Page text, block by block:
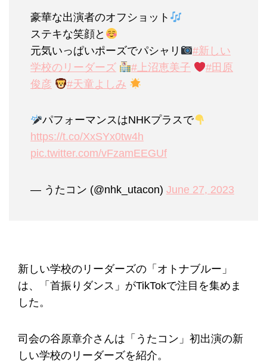
豪華な出演者のオフショット
ステキな笑顔と
元気いっぱいポーズでパシャリ
#新しい
学校のリーダーズ
#上沼恵美子
#田原
俊彦
#天童よしみ
パフォーマンスはNHKプラスで
https://t.co/XxSYx0tw4h
pic.twitter.com/vFzamEEGUf
— うたコン (@nhk_utacon) June 27, 2023
新しい学校のリーダーズの「オトナブルー」
は、「首振りダンス」がTikTokで注目を集めま
した。
司会の谷原章介さんは「うたコン」初出演の新
しい学校のリーダーズを紹介。